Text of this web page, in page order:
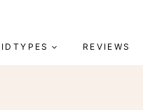
REVIEWS